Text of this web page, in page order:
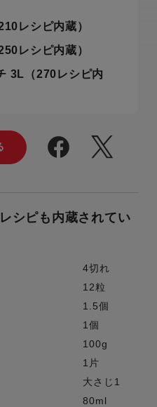
レシピ内蔵）
レシピ内蔵）
3L（270レシピ内
シピも内蔵されてい
4切れ
12粒
1.5個
1個
100g
1片
大さじ1
80ml